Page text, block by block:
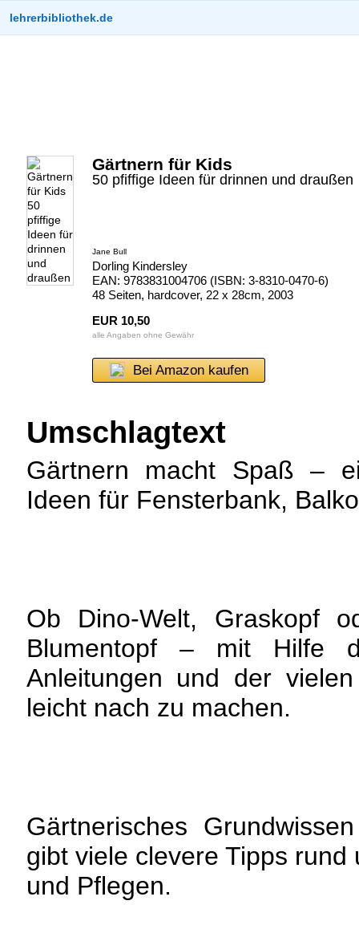
lehrerbibliothek.de
Gärtnern für Kids
50 pfiffige Ideen für drinnen und draußen
Jane Bull
Dorling Kindersley
EAN: 9783831004706 (ISBN: 3-8310-0470-6)
48 Seiten, hardcover, 22 x 28cm, 2003
EUR 10,50
alle Angaben ohne Gewähr
Bei Amazon kaufen
Umschlagtext
Gärtnern macht Spaß –
Ideen für Fensterbank,
Ob Dino-Welt, Graskopf
Blumentopf – mit Hilfe
Anleitungen und der
leicht nach zu machen.
Gärtnerisches
gibt viele clevere Tipps
und Pflegen.